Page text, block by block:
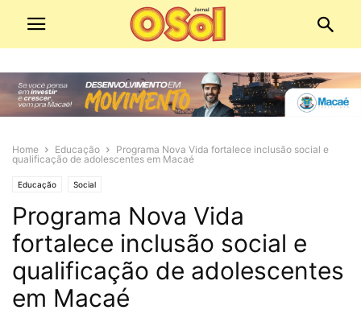
Home Educação
Programa Nova Vida fortalece inclusão social e
qualificação de adolescentes em Macaé
Educação Social
Programa Nova Vida
fortalece inclusão social e
qualificação de adolescentes
em Macaé